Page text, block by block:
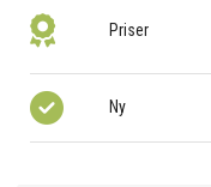
Priser
Ny